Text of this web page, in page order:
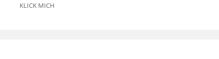
KLICK MICH